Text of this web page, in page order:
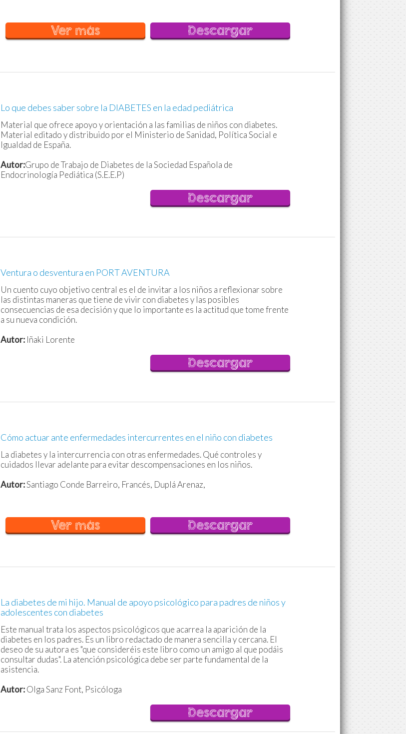
Descargar
Ver más
Lo que debes saber sobre la DIABETES en la edad pediátrica
Material que ofrece apoyo y orientación a las familias de niños con diabetes.
Material editado y distribuido por el Ministerio de Sanidad, Política Social e
Igualdad de España.
Autor:Grupo de Trabajo de Diabetes de la Sociedad Española de
Endocrinología Pediática (S.E.E.P)
Descargar
Ventura o desventura en PORT AVENTURA
Un cuento cuyo objetivo central es el de invitar a los niños a reflexionar sobre
las distintas maneras que tiene de vivir con diabetes y las posibles
consecuencias de esa decisión y que lo importante es la actitud que tome frente
a su nueva condición.
Autor: Iñaki Lorente
Descargar
Cómo actuar ante enfermedades intercurrentes en el niño con diabetes
La diabetes y la intercurrencia con otras enfermedades. Qué controles y
cuidados llevar adelante para evitar descompensaciones en los niños.
Autor:Santiago Conde Barreiro, Francés, Duplá Arenaz,
Descargar
Ver más
La diabetes de mi hijo. Manual de apoyo psicológico para padres de niños y
adolescentes con diabetes
Este manual trata los aspectos psicológicos que acarrea la aparición de la
diabetes en los padres. Es un libro redactado de manera sencilla y cercana. El
deseo de su autora es "que consideréis este libro como un amigo al que podáis
consultar dudas". La atención psicológica debe ser parte fundamental de la
asistencia.
Autor:Olga Sanz Font, Psicóloga
Descargar